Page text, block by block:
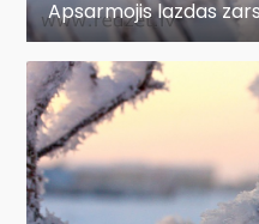
Apsarmojis lazdas zars